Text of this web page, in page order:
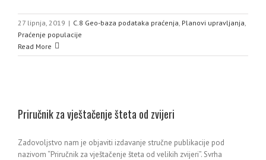
27 lipnja, 2019 | C.8 Geo-baza podataka praćenja Planovi upravljanja
Praćenje populacije
Read More
Priručnik za vještačenje šteta od zvijeri
Zadovoljstvo nam je objaviti izdavanje stručne publikacije pod
nazivom “Priručnik za vještačenje šteta od velikih zvijeri”. Svrha